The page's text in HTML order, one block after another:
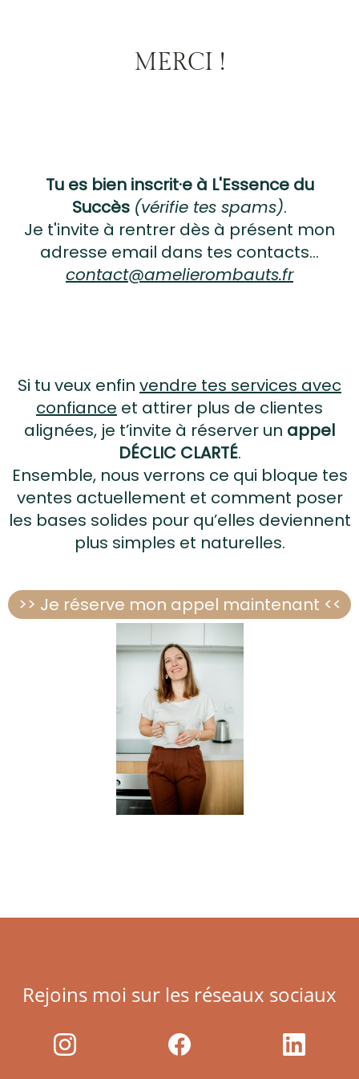
MERCI !
Tu es bien inscrit·e à L'Essence du
Succès (vérifie tes spams).
Je t'invite à rentrer dès à présent mon
adresse email dans tes contacts...
contact@amelierombauts.fr
Si tu veux enfin vendre tes services avec
confiance et attirer plus de clientes
alignées, je t’invite à réserver un appel
DÉCLIC CLARTÉ.
Ensemble, nous verrons ce qui bloque tes
ventes actuellement et comment poser
les bases solides pour qu’elles deviennent
plus simples et naturelles.
>> Je réserve mon appel maintenant <<
Rejoins moi sur les réseaux sociaux